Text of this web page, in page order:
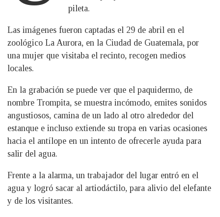
pileta.
Las imágenes fueron captadas el 29 de abril en el
zoológico La Aurora, en la Ciudad de Guatemala, por
una mujer que visitaba el recinto, recogen medios
locales.
En la grabación se puede ver que el paquidermo, de
nombre Trompita, se muestra incómodo, emites sonidos
angustiosos, camina de un lado al otro alrededor del
estanque e incluso extiende su tropa en varias ocasiones
hacia el antílope en un intento de ofrecerle ayuda para
salir del agua.
Frente a la alarma, un trabajador del lugar entró en el
agua y logró sacar al artiodáctilo, para alivio del elefante
y de los visitantes.